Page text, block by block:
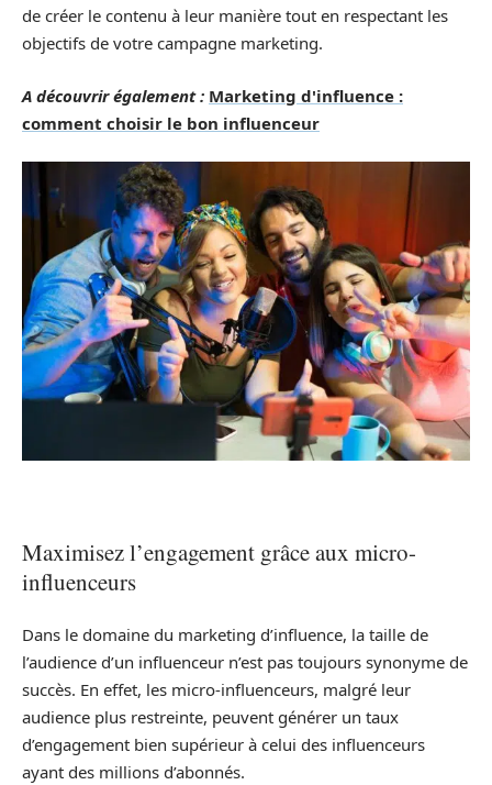
de créer le contenu à leur manière tout en respectant les
objectifs de votre campagne marketing.
A découvrir également : Marketing d'influence :
comment choisir le bon influenceur
Maximisez l’engagement grâce aux micro-
influenceurs
Dans le domaine du marketing d’influence, la taille de
l’audience d’un influenceur n’est pas toujours synonyme de
succès. En effet, les micro-influenceurs, malgré leur
audience plus restreinte, peuvent générer un taux
d’engagement bien supérieur à celui des influenceurs
ayant des millions d’abonnés.